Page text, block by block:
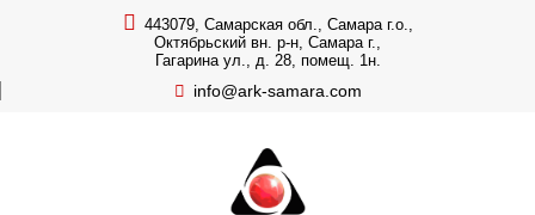
443079, Самарская обл., Самара г.о.,
Октябрьский вн. р-н, Самара г.,
Гагарина ул., д. 28, помещ. 1н.
info@ark-samara.com